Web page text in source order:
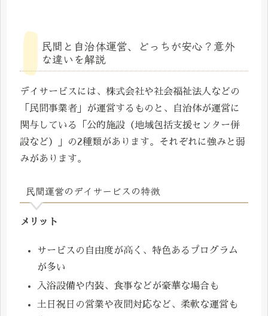
民間と自治体運営、どっちが安心？意外
な違いを解説
デイサービスには、株式会社や社会福祉法人などの
「民間事業者」が運営するものと、自治体が運営に
関与している「公的施設（地域包括支援センター併
設など）」の2種類があります。それぞれに強みと弱
みがあります。
民間運営のデイサービスの特徴
メリット
サービスの自由度が高く、特色あるプログラム
が多い
入浴設備や内装、食事などが豪華な場合も
土日祝日の営業や夜間対応など、柔軟な運営も